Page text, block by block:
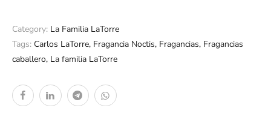
Category: La Familia LaTorre
Tags: Carlos LaTorre, Fragancia Noctis, Fragancias, Fragancias
caballero, La familia LaTorre